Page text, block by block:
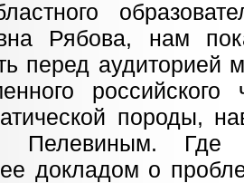
Рябова, нам
перед аудиторией
российского
породы,
Пелевиным. Где
докладом о